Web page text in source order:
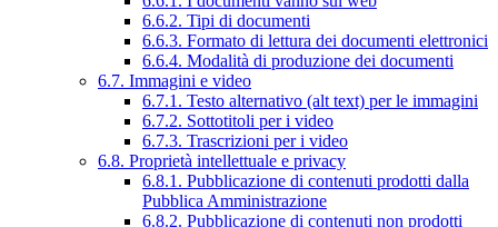
6.6.2. Tipi di documenti
6.6.3. Formato di lettura dei documenti elettronici
6.6.4. Modalità di produzione dei documenti
6.7. Immagini e video
6.7.1. Testo alternativo (alt text) per le immagini
6.7.2. Sottotitoli per i video
6.7.3. Trascrizioni per i video
6.8. Proprietà intellettuale e privacy
6.8.1. Pubblicazione di contenuti prodotti dalla
Pubblica Amministrazione
6.8.2. Pubblicazione di contenuti non prodotti